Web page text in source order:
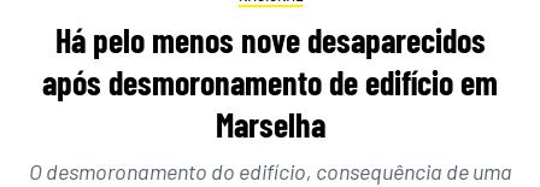
Há pelo menos nove desaparecidos
após desmoronamento de edifício em
Marselha
O desmoronamento do edifício, consequência de uma